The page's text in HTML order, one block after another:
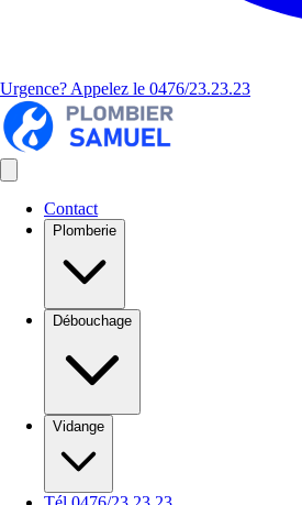
Urgence? Appelez le 0476/23.23.23
Contact
Plomberie
Débouchage
Vidange